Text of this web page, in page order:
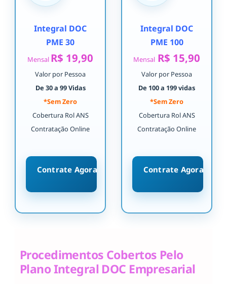
Integral DOC
PME 30
Mensal R$ 19,90
Valor por Pessoa
De 30 a 99 Vidas
*Sem Zero
Cobertura Rol ANS
Contratação Online
Contrate Agora
Integral DOC
PME 100
Mensal R$ 15,90
Valor por Pessoa
De 100 a 199 vidas
*Sem Zero
Cobertura Rol ANS
Contratação Online
Contrate Agora
Procedimentos Cobertos Pelo
Plano Integral DOC Empresarial